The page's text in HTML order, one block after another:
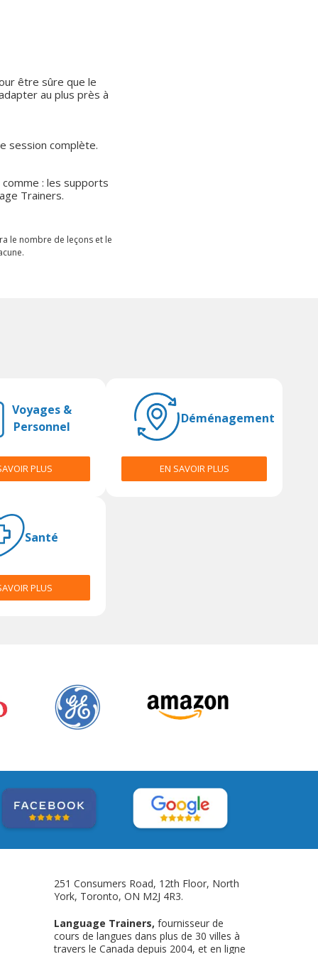
être sûre que le
au plus près à
session complète.
: les supports
Trainers.
le nombre de leçons et le
Voyages &
Personnel
PLUS
Déménagement
EN SAVOIR PLUS
Santé
PLUS
251 Consumers Road, 12th Floor, North
York, Toronto, ON M2J 4R3.
Language Trainers, fournisseur de
cours de langues dans plus de 30 villes à
travers le Canada depuis 2004, et en ligne